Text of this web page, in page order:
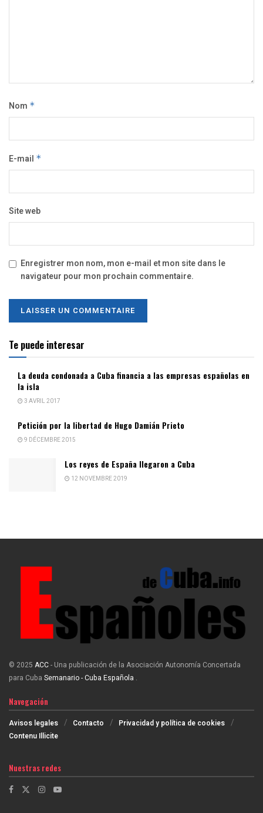
Nom *
E-mail *
Site web
Enregistrer mon nom, mon e-mail et mon site dans le
navigateur pour mon prochain commentaire.
Te puede interesar
La deuda condonada a Cuba financia a las empresas españolas en
la isla
3 AVRIL 2017
Petición por la libertad de Hugo Damián Prieto
9 DÉCEMBRE 2015
Los reyes de España llegaron a Cuba
12 NOVEMBRE 2019
© 2025 ACC- Una publicación de la Asociación Autonomía Concertada
para Cuba Semanario - Cuba Española .
Navegación
Avisos legales Contacto
Privacidad y política de cookies
Contenu Illicite
Nuestras redes